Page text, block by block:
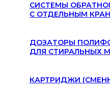
СИСТЕМЫ
С ОТДЕЛЬНЫМ
ДОЗАТОРЫ
ДЛЯ СТИРАЛЬНЫХ
КАРТРИДЖИ